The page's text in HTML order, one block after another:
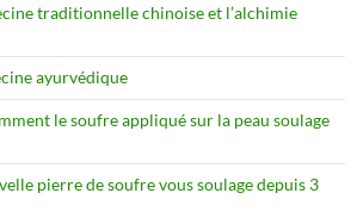
traditionnelle chinoise et l’alchimie
ayurvédique
le soufre appliqué sur la peau soulage
pierre de soufre vous soulage depuis 3